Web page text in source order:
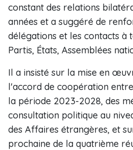
constant des relations
années et a suggéré de
délégations et les contacts à
Partis, États, Assemblées
Il a insisté sur la mise en
l'accord de coopération
la période 2023-2028, des
consultation politique au
des Affaires étrangères, et
prochaine de la quatrième